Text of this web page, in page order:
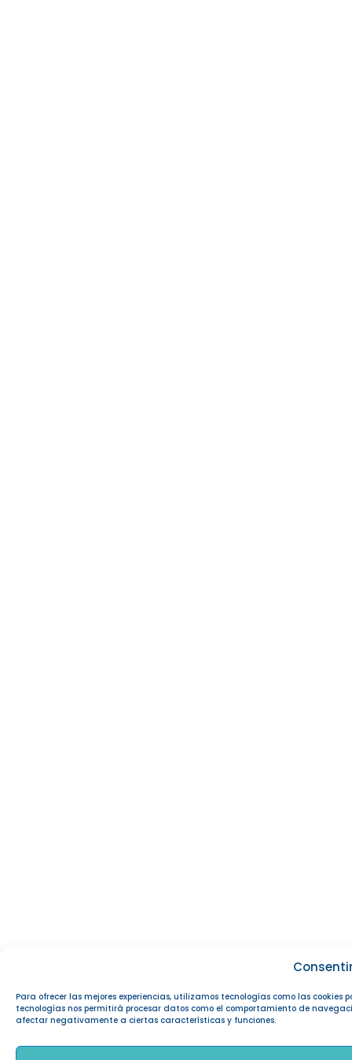
Para ofrecer las mejores experiencias, utilizamos tecnologías como las
tecnologías nos permitirá procesar datos como el comportamiento de
afectar negativamente a ciertas características y funciones.